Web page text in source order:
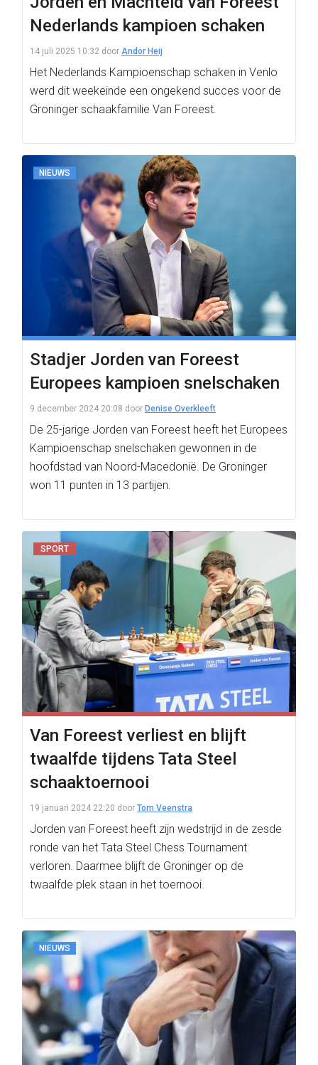
Nederlands kampioen schaken
14 juli 2025 10:32 door Andor Heij
Het Nederlands Kampioenschap schaken in Venlo
werd dit weekeinde een ongekend succes voor de
Groninger schaakfamilie Van Foreest.
NIEUWS
Stadjer Jorden van Foreest
Europees kampioen snelschaken
9 december 2024 20:08 door Denise Overkleeft
De 25-jarige Jorden van Foreest heeft het Europees
Kampioenschap snelschaken gewonnen in de
hoofdstad van Noord-Macedonië. De Groninger
won 11 punten in 13 partijen.
SPORT
Van Foreest verliest en blijft
twaalfde tijdens Tata Steel
schaaktoernooi
19 januari 2024 22:20 door Tom Veenstra
Jorden van Foreest heeft zijn wedstrijd in de zesde
ronde van het Tata Steel Chess Tournament
verloren. Daarmee blijft de Groninger op de
twaalfde plek staan in het toernooi.
NIEUWS